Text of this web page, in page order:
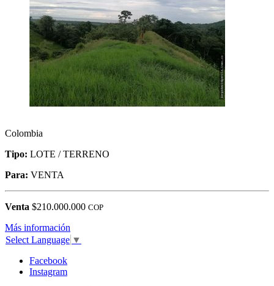
Colombia
Tipo: LOTE / TERRENO
Para: VENTA
Venta $210.000.000 COP
Más información
Select Language ▼
Facebook
Instagram